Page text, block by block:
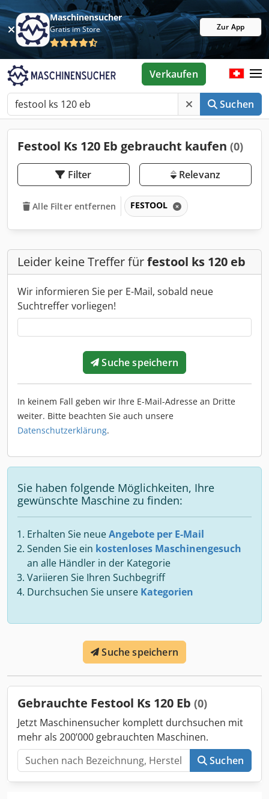
Maschinensucher
Gratis im Store Zur App
Suchen
Verkaufen
Festool Ks 120 Eb gebraucht kaufen (0)
Filter Relevanz
Alle Filter entfernen FESTOOL
Leider keine Treffer fürfestool ks 120 eb
Wir informieren Sie per E-Mail, sobald neue
Suchtreffer vorliegen!
Suche speichern
In keinem Fall geben wir Ihre E-Mail-Adresse an Dritte
weiter. Bitte beachten Sie auch unsere
Datenschutzerklärung.
Sie haben folgende Möglichkeiten, Ihre
gewünschte Maschine zu finden:
Erhalten Sie neueAngebote per E-Mail
Senden Sie ein kostenloses Maschinengesuch
an alle Händler in der Kategorie
Variieren Sie Ihren Suchbegriff
Durchsuchen Sie unsere Kategorien
Suche speichern
Gebrauchte Festool Ks 120 Eb (0)
Jetzt Maschinensucher komplett durchsuchen mit
mehr als 200’000 gebrauchten Maschinen.
Suchen